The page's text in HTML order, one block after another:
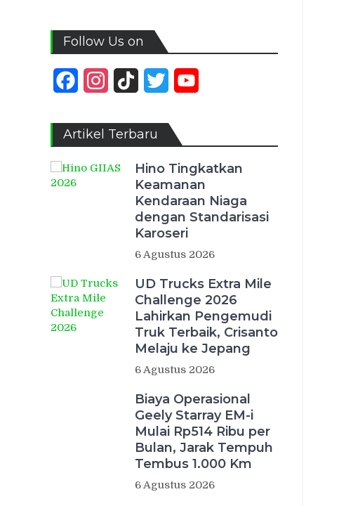
Follow Us on
FacebookInstagram
TikTok Twitter
Artikel Terbaru
Hino Tingkatkan
Keamanan
Kendaraan Niaga
dengan Standarisasi
Karoseri
6 Agustus 2026
UD Trucks Extra Mile
Challenge 2026
Lahirkan Pengemudi
Truk Terbaik, Crisanto
Melaju ke Jepang
6 Agustus 2026
Biaya Operasional
Geely Starray EM-i
Mulai Rp514 Ribu per
Bulan, Jarak Tempuh
Tembus 1.000 Km
6 Agustus 2026